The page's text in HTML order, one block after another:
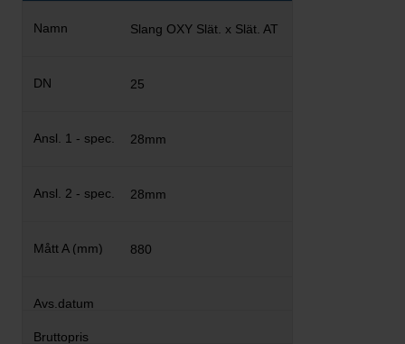
Slang OXY Slät. x Slät. AT
25
28mm
28mm
880